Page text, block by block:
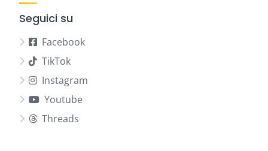
Seguici su
Facebook
TikTok
Instagram
Youtube
Threads